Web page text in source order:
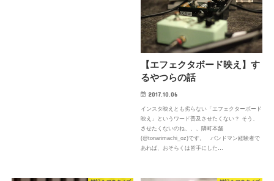
【エフェクタボード映え】す
るやつらの話
2017.10.06
インスタ映えとも劣らない「エフェクターボード
映え」というワード普及させたくない？ そう、
させたくないのね、、、隣町本舗
(@tonarimachi_oz)です。 バンドマン経験者で
あれば、おそらくは皆手にした…